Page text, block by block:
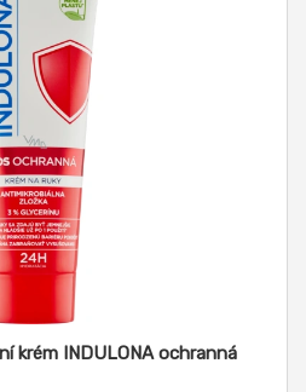
krém INDULONA ochranná